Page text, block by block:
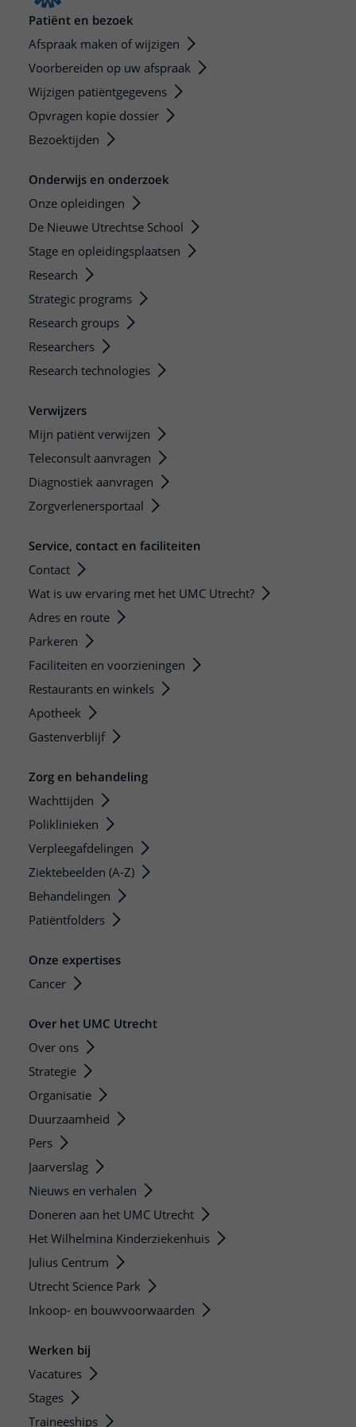
Patiënt en bezoek
Afspraak maken of wijzigen
Voorbereiden op uw afspraak
Wijzigen patiëntgegevens
Opvragen kopie dossier
Bezoektijden
Onderwijs en onderzoek
Onze opleidingen
De Nieuwe Utrechtse School
Stage en opleidingsplaatsen
Research
Strategic programs
Research groups
Researchers
Research technologies
Verwijzers
Mijn patiënt verwijzen
Teleconsult aanvragen
Diagnostiek aanvragen
Zorgverlenersportaal
Service, contact en faciliteiten
Contact
Wat is uw ervaring met het UMC Utrecht?
Adres en route
Parkeren
Faciliteiten en voorzieningen
Restaurants en winkels
Apotheek
Gastenverblijf
Zorg en behandeling
Wachttijden
Poliklinieken
Verpleegafdelingen
Ziektebeelden (A-Z)
Behandelingen
Patiëntfolders
Onze expertises
Cancer
Over het UMC Utrecht
Over ons
Strategie
Organisatie
Duurzaamheid
Pers
Jaarverslag
Nieuws en verhalen
Doneren aan het UMC Utrecht
Het Wilhelmina Kinderziekenhuis
Julius Centrum
Utrecht Science Park
Inkoop- en bouwvoorwaarden
Werken bij
Vacatures
Stages
Traineeships